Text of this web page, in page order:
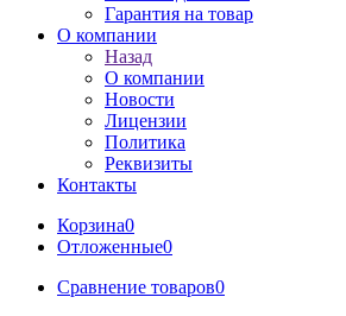
Гарантия на товар
О компании
Назад
О компании
Новости
Лицензии
Политика
Реквизиты
Контакты
Корзина0
Отложенные0
Сравнение товаров0